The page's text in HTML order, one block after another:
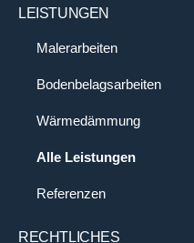
LEISTUNGEN
Malerarbeiten
Bodenbelagsarbeiten
Wärmedämmung
Alle Leistungen
Referenzen
RECHTLICHES